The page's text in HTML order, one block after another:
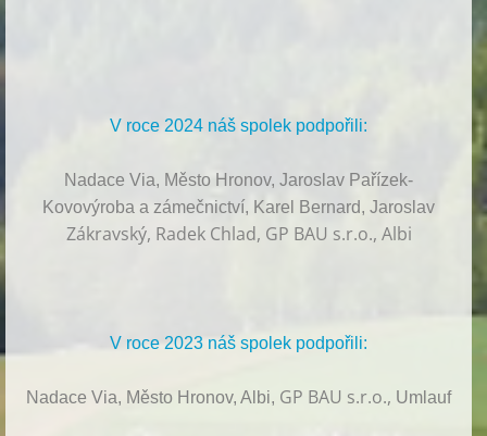
V roce 2024 náš spolek podpořili:
Nadace Via, Město Hronov, Jaroslav Pařízek-
Kovovýroba a zámečnictví, Karel Bernard, Jaroslav
Zákravský, Radek Chlad, GP BAU s.r.o., Albi
V roce 2023 náš spolek podpořili:
Nadace Via, Město Hronov, Albi, GP BAU s.r.o., Umlauf